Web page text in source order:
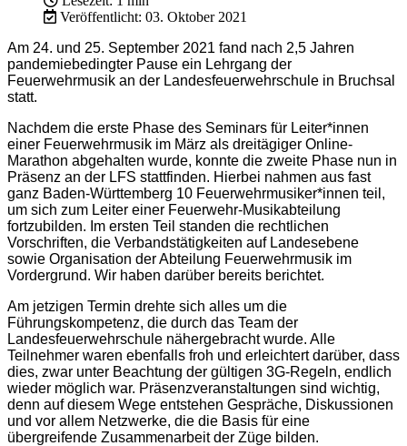
Veröffentlicht: 03. Oktober 2021
Am 24. und 25. September 2021 fand nach 2,5 Jahren
pandemiebedingter Pause ein Lehrgang der
Feuerwehrmusik an der Landesfeuerwehrschule in Bruchsal
statt.
Nachdem die erste Phase des Seminars für Leiter*innen
einer Feuerwehrmusik im März als dreitägiger Online-
Marathon abgehalten wurde, konnte die zweite Phase nun in
Präsenz an der LFS stattfinden. Hierbei nahmen aus fast
ganz Baden-Württemberg 10 Feuerwehrmusiker*innen teil,
um sich zum Leiter einer Feuerwehr-Musikabteilung
fortzubilden. Im ersten Teil standen die rechtlichen
Vorschriften, die Verbandstätigkeiten auf Landesebene
sowie Organisation der Abteilung Feuerwehrmusik im
Vordergrund. Wir haben darüber bereits berichtet.
Am jetzigen Termin drehte sich alles um die
Führungskompetenz, die durch das Team der
Landesfeuerwehrschule nähergebracht wurde. Alle
Teilnehmer waren ebenfalls froh und erleichtert darüber, dass
dies, zwar unter Beachtung der gültigen 3G-Regeln, endlich
wieder möglich war. Präsenzveranstaltungen sind wichtig,
denn auf diesem Wege entstehen Gespräche, Diskussionen
und vor allem Netzwerke, die die Basis für eine
übergreifende Zusammenarbeit der Züge bilden.